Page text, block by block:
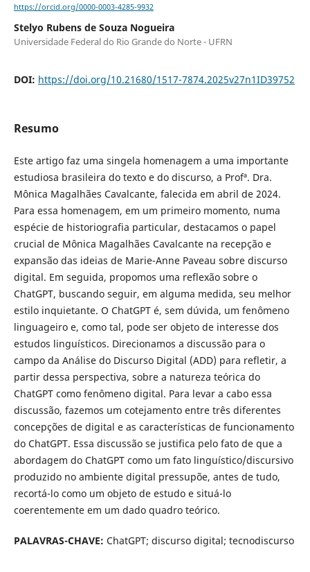
https://orcid.org/0000-0003-4285-9932
Stelyo Rubens de Souza Nogueira
Universidade Federal do Rio Grande do Norte - UFRN
DOI: https://doi.org/10.21680/1517-7874.2025v27n1ID39752
Resumo
Este artigo faz uma singela homenagem a uma importante
estudiosa brasileira do texto e do discurso, a Profª. Dra.
Mônica Magalhães Cavalcante, falecida em abril de 2024.
Para essa homenagem, em um primeiro momento, numa
espécie de historiografia particular, destacamos o papel
crucial de Mônica Magalhães Cavalcante na recepção e
expansão das ideias de Marie-Anne Paveau sobre discurso
digital. Em seguida, propomos uma reflexão sobre o
ChatGPT, buscando seguir, em alguma medida, seu melhor
estilo inquietante. O ChatGPT é, sem dúvida, um fenômeno
linguageiro e, como tal, pode ser objeto de interesse dos
estudos linguísticos. Direcionamos a discussão para o
campo da Análise do Discurso Digital (ADD) para refletir, a
partir dessa perspectiva, sobre a natureza teórica do
ChatGPT como fenômeno digital. Para levar a cabo essa
discussão, fazemos um cotejamento entre três diferentes
concepções de digital e as características de funcionamento
do ChatGPT. Essa discussão se justifica pelo fato de que a
abordagem do ChatGPT como um fato linguístico/discursivo
produzido no ambiente digital pressupõe, antes de tudo,
recortá-lo como um objeto de estudo e situá-lo
coerentemente em um dado quadro teórico.
PALAVRAS-CHAVE: ChatGPT; discurso digital; tecnodiscurso